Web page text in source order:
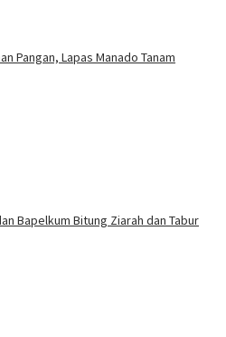
Pangan, Lapas Manado Tanam
Bapelkum Bitung Ziarah dan Tabur